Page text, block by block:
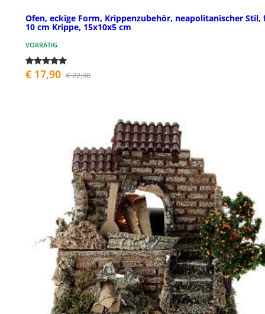
Ofen, eckige Form, Krippenzubehör, neapolitanischer Stil,
10 cm Krippe, 15x10x5 cm
VORRÄTIG
€ 17,90 € 22,90